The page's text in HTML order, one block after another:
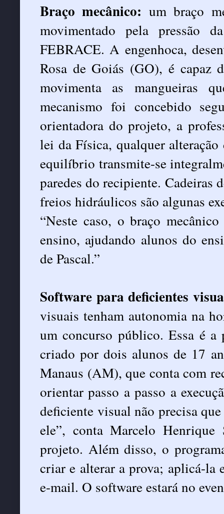
Braço mecânico: um braço
movimentado pela pressão
FEBRACE. A engenhoca,
Rosa de Goiás (GO), é capaz
movimenta as mangueiras
mecanismo foi concebido
orientadora do projeto, a
lei da Física, qualquer
equilíbrio transmite-se
paredes do recipiente. Cadeiras
freios hidráulicos são algunas
“Neste caso, o braço
ensino, ajudando alunos do
de Pascal.”
Software para deficientes
visuais tenham autonomia na
um concurso público. Essa é a
criado por dois alunos de 17
Manaus (AM), que conta com
orientar passo a passo a
deficiente visual não precisa
ele”, conta Marcelo
projeto. Além disso, o
criar e alterar a prova; aplicá-la
e-mail. O software estará no